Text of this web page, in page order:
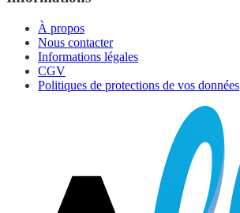
À propos
Nous contacter
Informations légales
CGV
Politiques de protections de vos données